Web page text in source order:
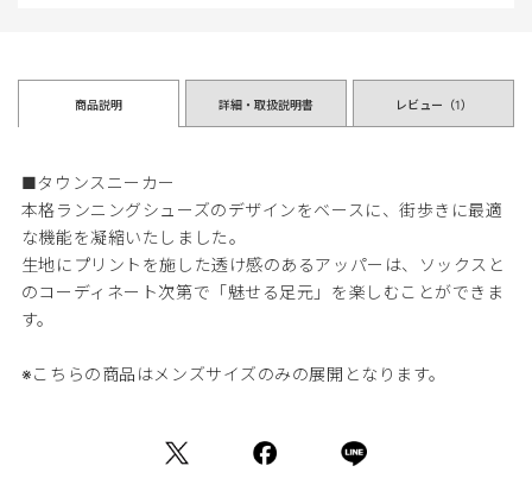
商品説明 詳細・取扱説明書 レビュー（1）
■タウンスニーカー
本格ランニングシューズのデザインをベースに、街歩きに最適
な機能を凝縮いたしました。
生地にプリントを施した透け感のあるアッパーは、ソックスと
のコーディネート次第で「魅せる足元」を楽しむことができま
す。
※こちらの商品はメンズサイズのみの展開となります。